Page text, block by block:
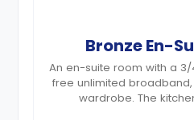
Bronze En-
An en-suite room with a
free unlimited
wardrobe. The
Located